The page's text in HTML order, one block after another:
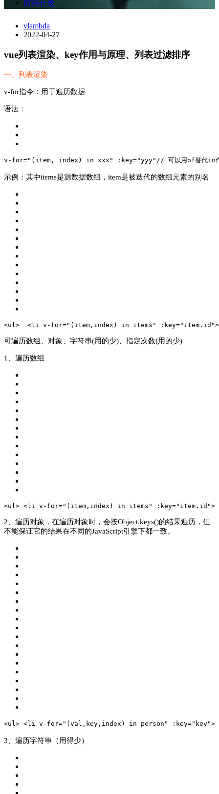
前端开发
vlambda
2022-04-27
vue列表渲染、key作用与原理、列表过滤排序
一、列表渲染
v-for指令：用于遍历数据
语法：
v-for="(item, index) in xxx" :key="yyy" // 可以用of替代in
示例：其中items是源数据数组，item是被迭代的数组元素的别名
<ul> <li v-for="(item,index) in items" :key="item.id">
可遍历数组、对象、字符串(用的少)、指定次数(用的少)
1、遍历数组
<ul> <li v- for="(item,index) in items" :key="item.id">
2、遍历对象，在遍历对象时，会按Object.keys()的结果遍历，但
不能保证它的结果在不同的JavaScript引擎下都一致。
<ul> <li v- for="(val,key,index) in person" :key="key">
3、遍历字符串（用得少）